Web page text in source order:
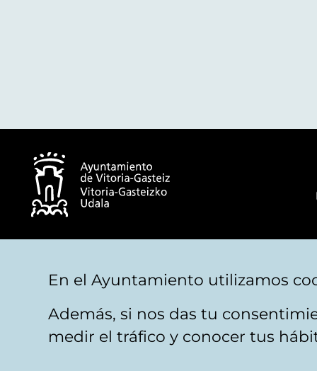
Aviso legal Privacidad Politica de cookies
En el Ayuntamiento utilizamos
Además, si nos das tu
medir el tráfico y conocer tus